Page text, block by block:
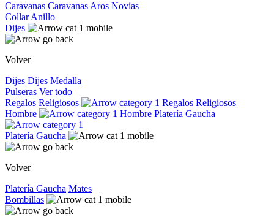
Caravanas Caravanas Aros Novias
CollarAnillo
Dijes
Volver
Dijes Dijes Medalla
Pulseras Ver todo
Regalos Religiosos
Regalos Religiosos
Hombre
Hombre Platería Gaucha
Platería Gaucha
Volver
Platería Gaucha Mates
Bombillas